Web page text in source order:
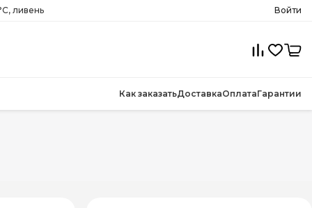
ливень Войти
Как заказатьДоставкаОплатаГарантии